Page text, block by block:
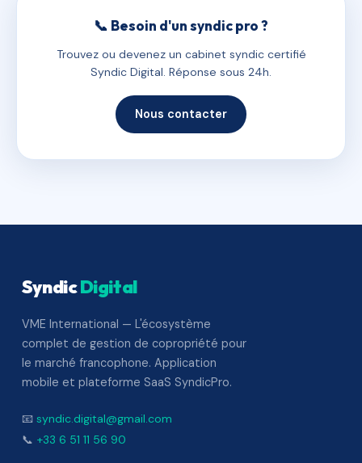
📞 Besoin d'un syndic pro ?
Trouvez ou devenez un cabinet syndic certifié
Syndic Digital. Réponse sous 24h.
Nous contacter
SyndicDigital
VME International — L'écosystème
complet de gestion de copropriété pour
le marché francophone. Application
mobile et plateforme SaaS SyndicPro.
📧 syndic.digital@gmail.com
📞 +33 6 51 11 56 90